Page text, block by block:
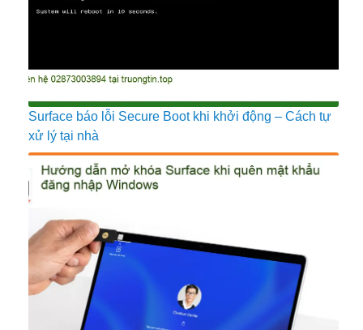
Surface báo lỗi Secure Boot khi khởi động – Cách tự
xử lý tại nhà